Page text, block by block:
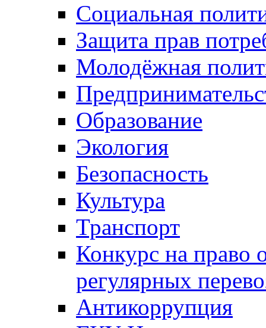
Социальная
Защита прав
Молодёжная
Образование
Экология
Безопасность
Культура
Транспорт
Конкурс на право
регулярных
Антикоррупция